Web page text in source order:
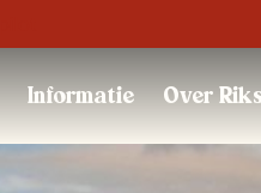
Informatie Over